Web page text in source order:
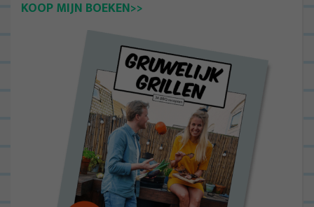
KOOP MIJN BOEKEN>>